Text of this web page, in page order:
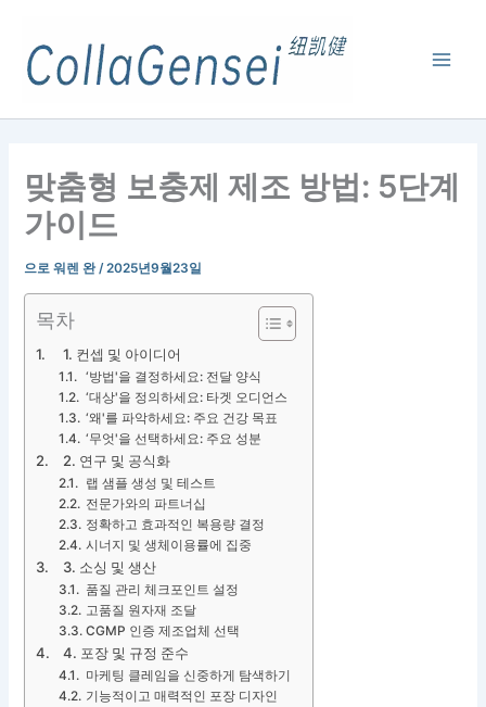
맞춤형 보충제 제조 방법: 5단계
가이드
으로워렌 완/2025년9월23일
목차
1. 컨셉 및 아이디어
‘방법'을 결정하세요: 전달 양식
‘대상'을 정의하세요: 타겟 오디언스
‘왜'를 파악하세요: 주요 건강 목표
‘무엇'을 선택하세요: 주요 성분
2. 연구 및 공식화
랩 샘플 생성 및 테스트
전문가와의 파트너십
정확하고 효과적인 복용량 결정
시너지 및 생체이용률에 집중
3. 소싱 및 생산
품질 관리 체크포인트 설정
고품질 원자재 조달
CGMP 인증 제조업체 선택
4. 포장 및 규정 준수
마케팅 클레임을 신중하게 탐색하기
기능적이고 매력적인 포장 디자인